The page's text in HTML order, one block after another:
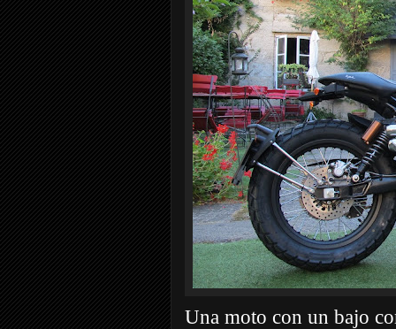
Una moto con un bajo